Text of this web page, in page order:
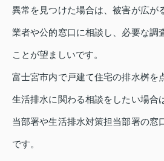
異常を見つけた場合は、被害が広が
業者や公的窓口に相談し、必要な調
ことが望ましいです。
富士宮市内で戸建て住宅の排水桝を
生活排水に関わる相談をしたい場合
当部署や生活排水対策担当部署の窓
です。